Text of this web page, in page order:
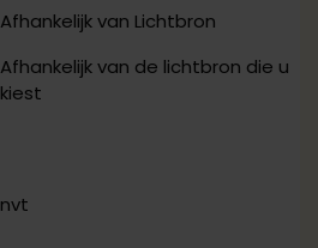
Afhankelijk van Lichtbron
Afhankelijk van de lichtbron die u
kiest
nvt